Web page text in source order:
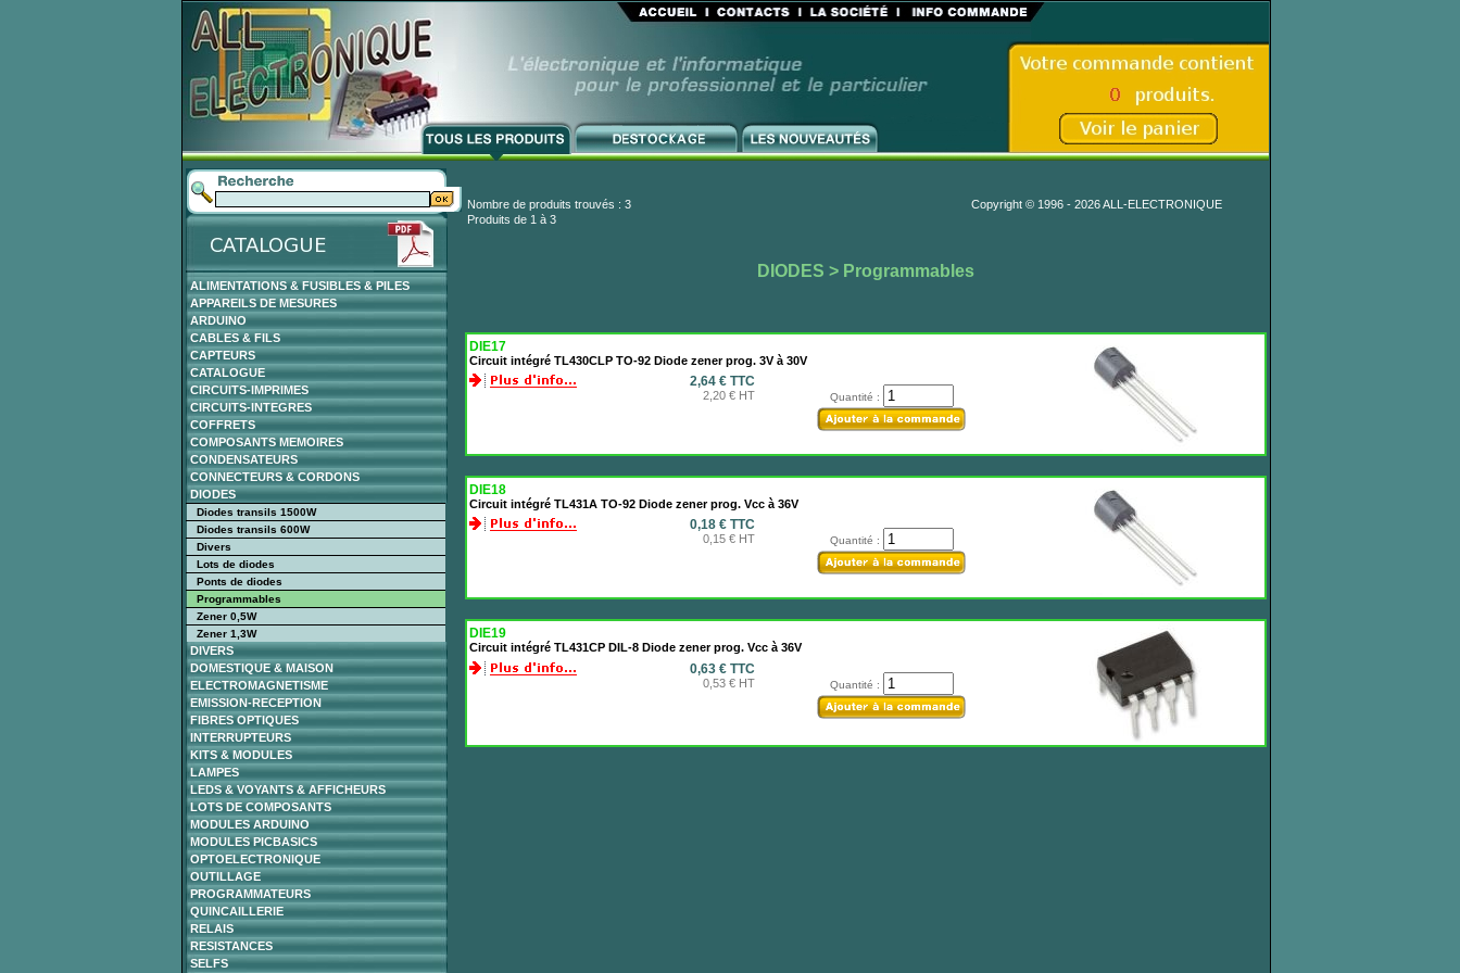
ALIMENTATIONS & FUSIBLES & PILES
APPAREILS DE MESURES
ARDUINO
CABLES & FILS
CAPTEURS
CATALOGUE
CIRCUITS-IMPRIMES
CIRCUITS-INTEGRES
COFFRETS
COMPOSANTS MEMOIRES
CONDENSATEURS
CONNECTEURS & CORDONS
DIODES
Diodes transils 1500W
Diodes transils 600W
Divers
Lots de diodes
Ponts de diodes
Programmables
Zener 0,5W
Zener 1,3W
DIVERS
DOMESTIQUE & MAISON
ELECTROMAGNETISME
EMISSION-RECEPTION
FIBRES OPTIQUES
INTERRUPTEURS
KITS & MODULES
LAMPES
LEDS & VOYANTS & AFFICHEURS
LOTS DE COMPOSANTS
MODULES ARDUINO
MODULES PICBASICS
OPTOELECTRONIQUE
OUTILLAGE
PROGRAMMATEURS
QUINCAILLERIE
RELAIS
RESISTANCES
SELFS
Nombre de produits trouvés : 3
Copyright © 1996 - 2026 ALL-ELECTRONIQUE
Produits de 1 à 3
DIODES > Programmables
DIE17
Circuit intégré TL430CLP TO-92 Diode zener prog. 3V à 30V
2,64 € TTC
2,20 € HT Quantité :
DIE18
Circuit intégré TL431A TO-92 Diode zener prog. Vcc à 36V
0,18 € TTC
0,15 € HT Quantité :
DIE19
Circuit intégré TL431CP DIL-8 Diode zener prog. Vcc à 36V
0,63 € TTC
0,53 € HT Quantité :